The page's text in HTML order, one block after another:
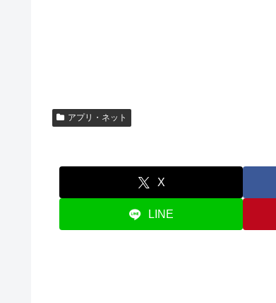
アプリ・ネット
X
LINE